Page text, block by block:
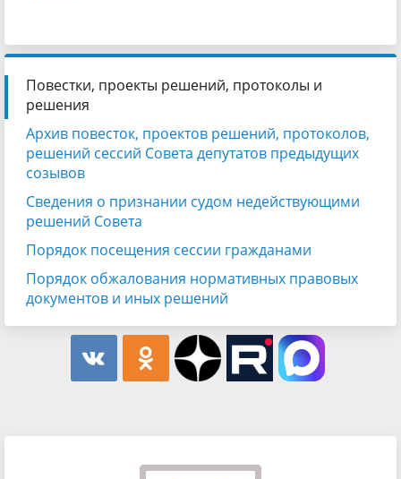
Повестки, проекты решений, протоколы и
решения
Архив повесток, проектов решений, протоколов,
решений сессий Совета депутатов предыдущих
созывов
Сведения о признании судом недействующими
решений Совета
Порядок посещения сессии гражданами
Порядок обжалования нормативных правовых
документов и иных решений